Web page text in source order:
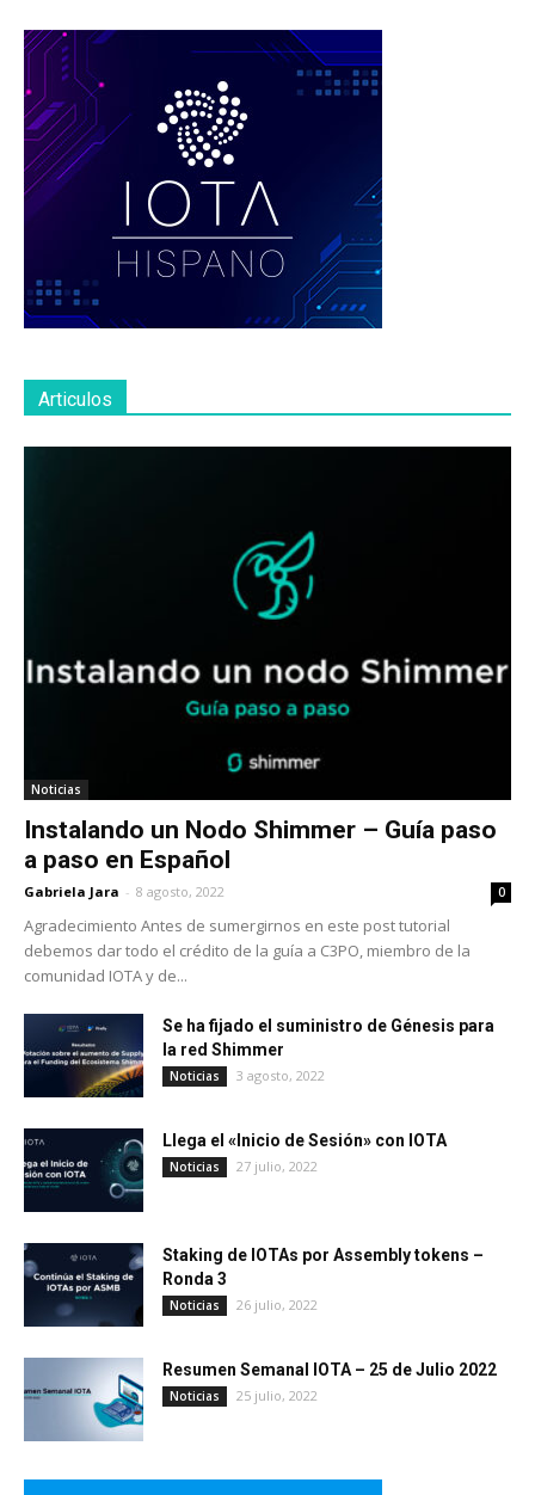
Articulos
Noticias
Instalando un Nodo Shimmer – Guía paso
a paso en Español
Gabriela Jara - 8 agosto, 2022 0
Agradecimiento Antes de sumergirnos en este post tutorial
debemos dar todo el crédito de la guía a C3PO, miembro de la
comunidad IOTA y de...
Se ha fijado el suministro de Génesis para
la red Shimmer
Noticias 3 agosto, 2022
Llega el «Inicio de Sesión» con IOTA
Noticias 27 julio, 2022
Staking de IOTAs por Assembly tokens –
Ronda 3
Noticias 26 julio, 2022
Resumen Semanal IOTA – 25 de Julio 2022
Noticias 25 julio, 2022